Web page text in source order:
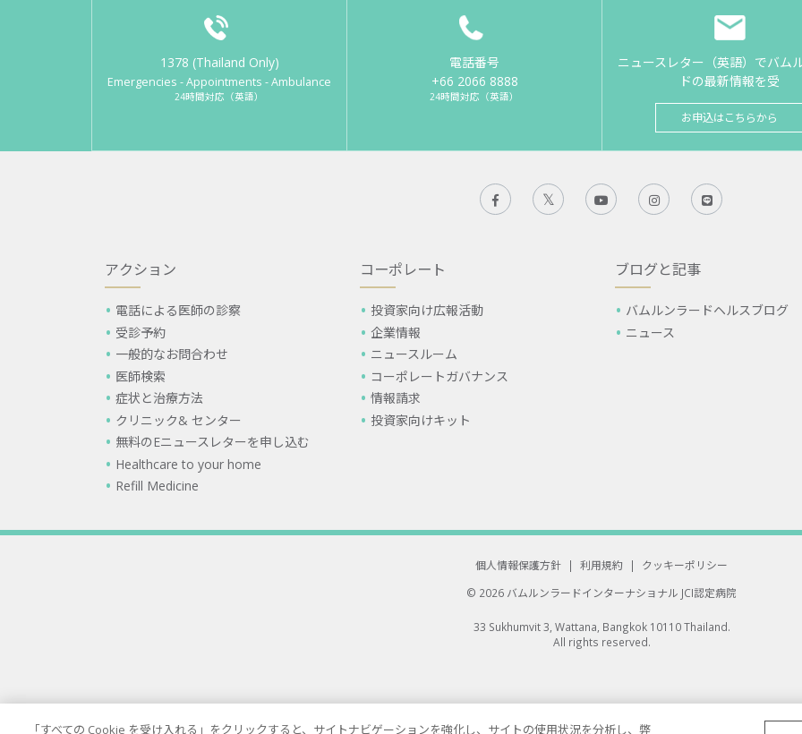
1378 (Thailand Only)
Emergencies - Appointments - Ambulance
24時間対応（英語）
電話番号
+66 2066 8888
24時間対応（英語）
ニュースレター（英語）でバム
ドの最新情報を受
お申込はこちらから
アクション
電話による医師の診察
受診予約
一般的なお問合わせ
医師検索
症状と治療方法
クリニック& センター
無料のEニュースレターを申し込む
Healthcare to your home
Refill Medicine
コーポレート
投資家向け広報活動
企業情報
ニュースルーム
コーポレートガバナンス
情報請求
投資家向けキット
ブログと記事
バムルンラードヘルスブログ
ニュース
個人情報保護方針 | 利用規約 |
クッキーポリシー
© 2026 バムルンラードインターナショナル JCI認定病院
33 Sukhumvit 3, Wattana, Bangkok 10110 Thailand.
All rights reserved.
「すべての Cookie を受け入れる」をクリックすると、サイトナビゲーションを強化し、サイトの使用状況を分析し、弊